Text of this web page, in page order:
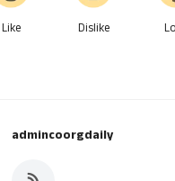
Like Dislike
admincoorgdaily